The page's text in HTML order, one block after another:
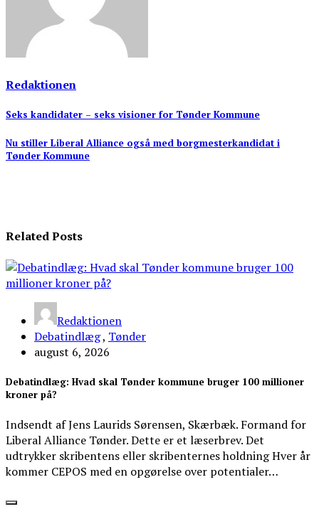
Redaktionen
Indlægsnavigation
Seks kandidater – seks visioner for Tønder Kommune
Nu stiller Liberal Alliance også med borgmesterkandidat i
Tønder Kommune
Related Posts
Redaktionen
Debatindlæg, Tønder
august 6, 2026
Debatindlæg: Hvad skal Tønder kommune bruger 100 millioner
kroner på?
Indsendt af Jens Laurids Sørensen, Skærbæk. Formand for
Liberal Alliance Tønder. Dette er et læserbrev. Det
udtrykker skribentens eller skribenternes holdning Hver år
kommer CEPOS med en opgørelse over potentialer…